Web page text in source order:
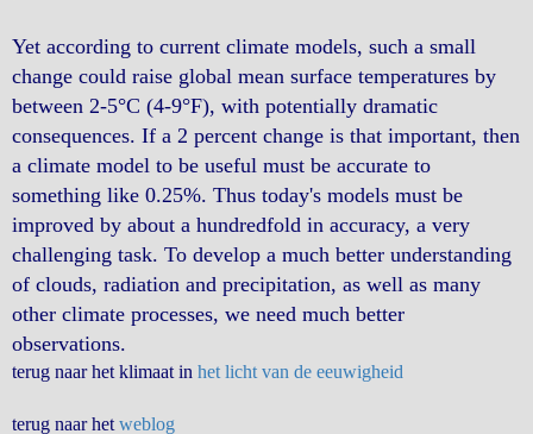
Yet according to current climate models, such a small
change could raise global mean surface temperatures by
between 2-5°C (4-9°F), with potentially dramatic
consequences. If a 2 percent change is that important, then
a climate model to be useful must be accurate to
something like 0.25%. Thus today's models must be
improved by about a hundredfold in accuracy, a very
challenging task. To develop a much better understanding
of clouds, radiation and precipitation, as well as many
other climate processes, we need much better
observations.
terug naar het klimaat in het licht van de eeuwigheid
terug naar het weblog